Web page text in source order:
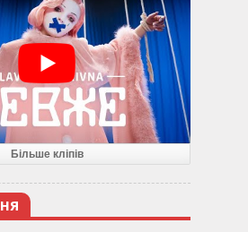
Більше кліпів